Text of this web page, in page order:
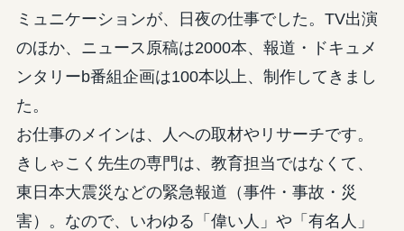
ミュニケーションが、日夜の仕事でした。TV出演
のほか、ニュース原稿は2000本、報道・ドキュメ
ンタリーb番組企画は100本以上、制作してきまし
た。
お仕事のメインは、人への取材やリサーチです。
きしゃこく先生の専門は、教育担当ではなくて、
東日本大震災などの緊急報道（事件・事故・災
害）。なので、いわゆる「偉い人」や「有名人」